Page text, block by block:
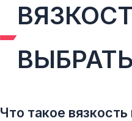
Что такое